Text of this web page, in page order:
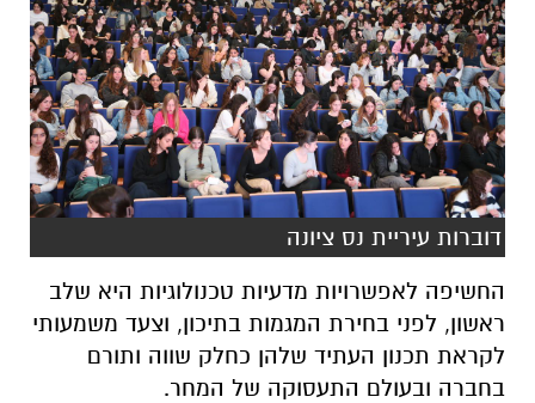
דוברות עיריית נס ציונה
החשיפה לאפשרויות מדעיות טכנולוגיות היא שלב
ראשון, לפני בחירת המגמות בתיכון, וצעד משמעותי
לקראת תכנון העתיד שלהן כחלק שווה ותורם
בחברה ובעולם התעסוקה של המחר.